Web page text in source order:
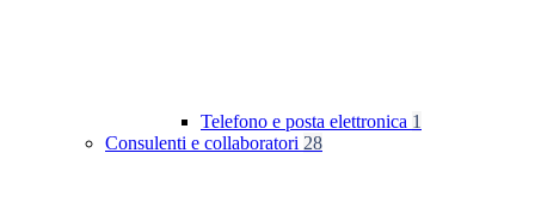
Telefono e posta elettronica 1
Consulenti e collaboratori 28